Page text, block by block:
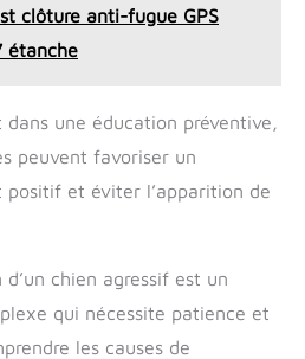
clôture anti-fugue GPS
étanche
dans une éducation préventive,
peuvent favoriser un
positif et éviter l’apparition de
chien agressif est un
qui nécessite patience et
les causes de